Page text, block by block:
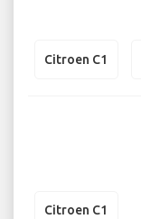
Citroen C1
Citroen C1